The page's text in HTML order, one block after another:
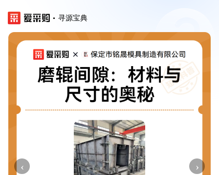
寻源宝典
‹ ›